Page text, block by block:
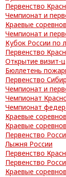
Первенство
Чемпионат и
Краевые
Чемпионат и
Кубок России по
Первенство
Открытие визит-
Бюллетень
Первенство
Чемпионат и
Чемпионат
Чемпионат
Краевые
Краевые
Первенство
Лыжня России
Первенство
Первенство
Краевые